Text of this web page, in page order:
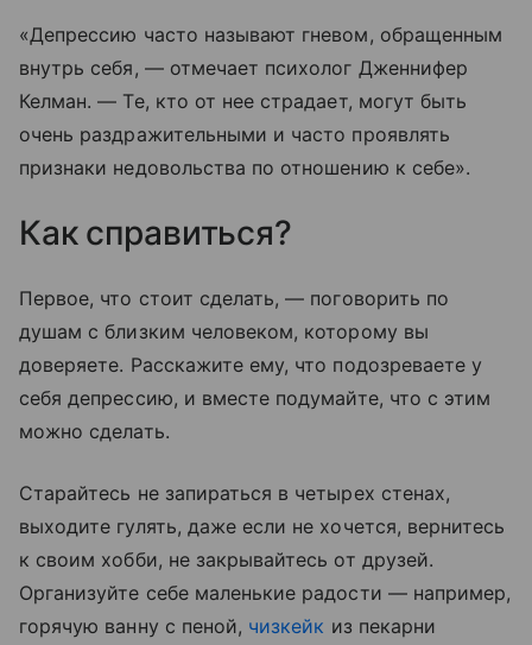
«Депрессию часто называют гневом, обращенным
внутрь себя, — отмечает психолог Дженнифер
Келман. — Те, кто от нее страдает, могут быть
очень раздражительными и часто проявлять
признаки недовольства по отношению к себе».
Как справиться?
Первое, что стоит сделать, — поговорить по
душам с близким человеком, которому вы
доверяете. Расскажите ему, что подозреваете у
себя депрессию, и вместе подумайте, что с этим
можно сделать.
Старайтесь не запираться в четырех стенах,
выходите гулять, даже если не хочется, вернитесь
к своим хобби, не закрывайтесь от друзей.
Организуйте себе маленькие радости — например,
горячую ванну с пеной, чизкейк из пекарни